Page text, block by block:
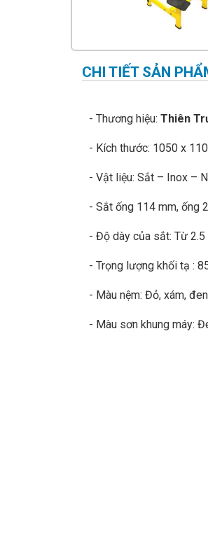
CHI TIẾT SẢN
- Thương hiệu: Thiên
- Kích thước: 1050 x
- Vật liệu: Sắt – Inox –
- Sắt ống 114 mm, ống
- Độ dày của sắt: Từ
- Trọng lượng khối tạ :
- Màu nệm: Đỏ, xám,
- Màu sơn khung máy: